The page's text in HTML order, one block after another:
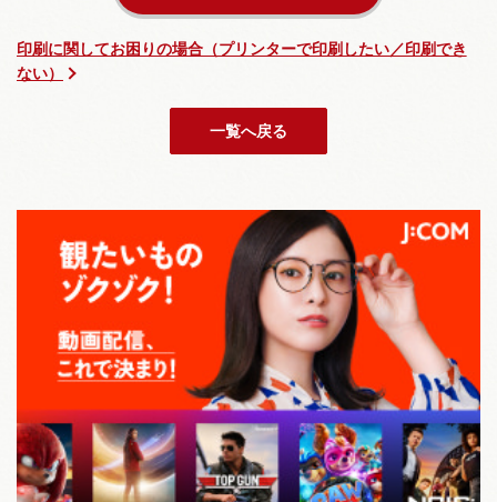
印刷に関してお困りの場合（プリンターで印刷したい／印刷でき
ない）
一覧へ戻る